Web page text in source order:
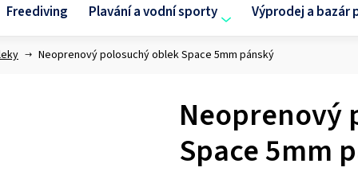
Freediving Plavání a vodní sporty Výprodej a bazár
Neoprenový polosuchý oblek Space 5mm pánský
Neoprenový
Space 5mm